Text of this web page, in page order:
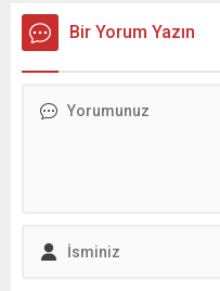
Osmangazi’de semt
pazarlarında yaşanan
içinde bulunduğu zorlu
ziyaretiyle sahadaki
Bir Yorum Yazın